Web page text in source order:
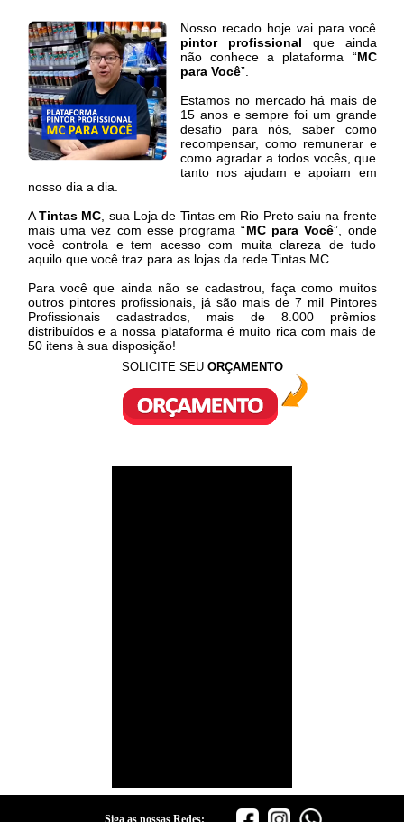
Nosso recado hoje vai para você
pintor profissional que ainda
não conhece a plataforma “MC
para Você”.
Estamos no mercado há mais de
15 anos e sempre foi um grande
desafio para nós, saber como
recompensar, como remunerar e
como agradar a todos vocês, que
tanto nos ajudam e apoiam em
nosso dia a dia.
ATintas MC , sua Loja de Tintas em Rio Preto saiu na frente
mais uma vez com esse programa “MC para Você”, onde
você controla e tem acesso com muita clareza de tudo
aquilo que você traz para as lojas da rede Tintas MC.
Para você que ainda não se cadastrou, faça como muitos
outros pintores profissionais, já são mais de 7 mil Pintores
Profissionais cadastrados, mais de 8.000 prêmios
distribuídos e a nossa plataforma é muito rica com mais de
50 itens à sua disposição!
SOLICITE SEU ORÇAMENTO
Siga as nossas Redes: